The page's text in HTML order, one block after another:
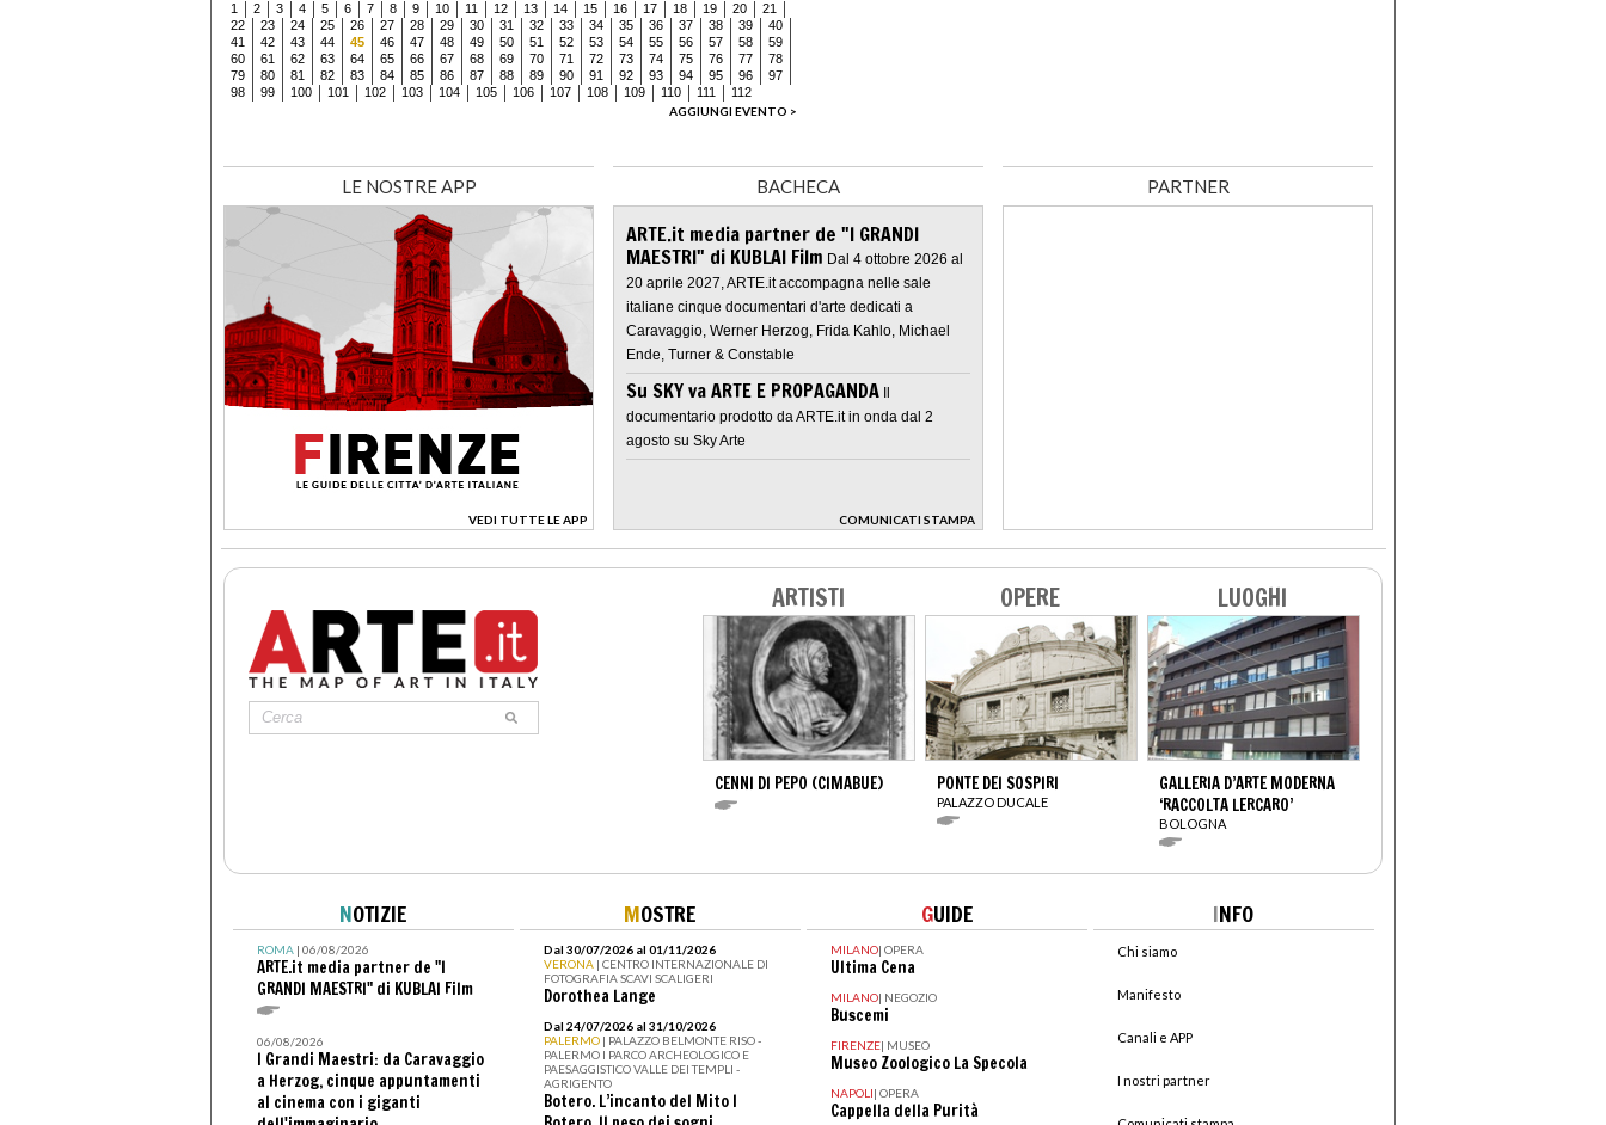
1 2 3 4 5 6 7 8 9 10 11 12 13 14 15 16 17 18 19 20
21
22
23 24 25 26 27 28 29 30 31 32 33 34 35 36 37 38 39
40
41
42 43 44 45 46 47 48 49 50 51 52 53 54 55 56 57 58
59
60
61 62 63 64 65 66 67 68 69 70 71 72 73 74 75 76 77
78
79
80 81 82 83 84 85 86 87 88 89 90 91 92 93 94 95 96
97
98
99 100 101 102 103 104 105 106 107 108 109 110 111
112
AGGIUNGI EVENTO >
LE NOSTRE APP
VEDI TUTTE LE APP
>
BACHECA
ARTE.it media partner de "I GRANDI
MAESTRI" di KUBLAI Film Dal 4 ottobre 2026 al
20 aprile 2027, ARTE.it accompagna nelle sale
italiane cinque documentari d'arte dedicati a
Caravaggio, Werner Herzog, Frida Kahlo, Michael
Ende, Turner & Constable
Su SKY va ARTE E PROPAGANDA Il
documentario prodotto da ARTE.it in onda dal 2
agosto su Sky Arte
COMUNICATI STAMPA
>
PARTNER
ARTISTI
CENNI DI PEPO (CIMABUE)
OPERE
PONTE DEI SOSPIRI
PALAZZO DUCALE
LUOGHI
GALLERIA D’ARTE MODERNA
‘RACCOLTA LERCARO’
BOLOGNA
NOTIZIE
ROMA| 06/08/2026
ARTE.it media partner de "I
GRANDI MAESTRI" di KUBLAI Film
06/08/2026
I Grandi Maestri: da Caravaggio
a Herzog, cinque appuntamenti
al cinema con i giganti
MOSTRE
Dal 30/07/2026 al 01/11/2026
VERONA | CENTRO INTERNAZIONALE DI
FOTOGRAFIA SCAVI SCALIGERI
Dorothea Lange
Dal 24/07/2026 al 31/10/2026
PALERMO | PALAZZO BELMONTE RISO -
PALERMO I PARCO ARCHEOLOGICO E
PAESAGGISTICO VALLE DEI TEMPLI -
AGRIGENTO
Botero. L’incanto del Mito I
GUIDE
MILANO| OPERA
Ultima Cena
MILANO| NEGOZIO
Buscemi
FIRENZE| MUSEO
Museo Zoologico La Specola
NAPOLI| OPERA
Cappella della Purità
INFO
Chi siamo
Manifesto
Canali e APP
I nostri partner